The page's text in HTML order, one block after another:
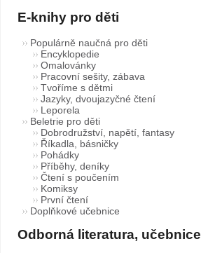
E-knihy pro děti
Populárně naučná pro děti
Encyklopedie
Omalovánky
Pracovní sešity, zábava
Tvoříme s dětmi
Jazyky, dvoujazyčné čtení
Leporela
Beletrie pro děti
Dobrodružství, napětí, fantasy
Říkadla, básničky
Pohádky
Příběhy, deníky
Čtení s poučením
Komiksy
První čtení
Doplňkové učebnice
Odborná literatura, učebnice